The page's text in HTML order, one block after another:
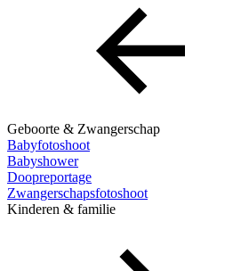
Geboorte & Zwangerschap
Babyfotoshoot
Babyshower
Doopreportage
Zwangerschapsfotoshoot
Kinderen & familie